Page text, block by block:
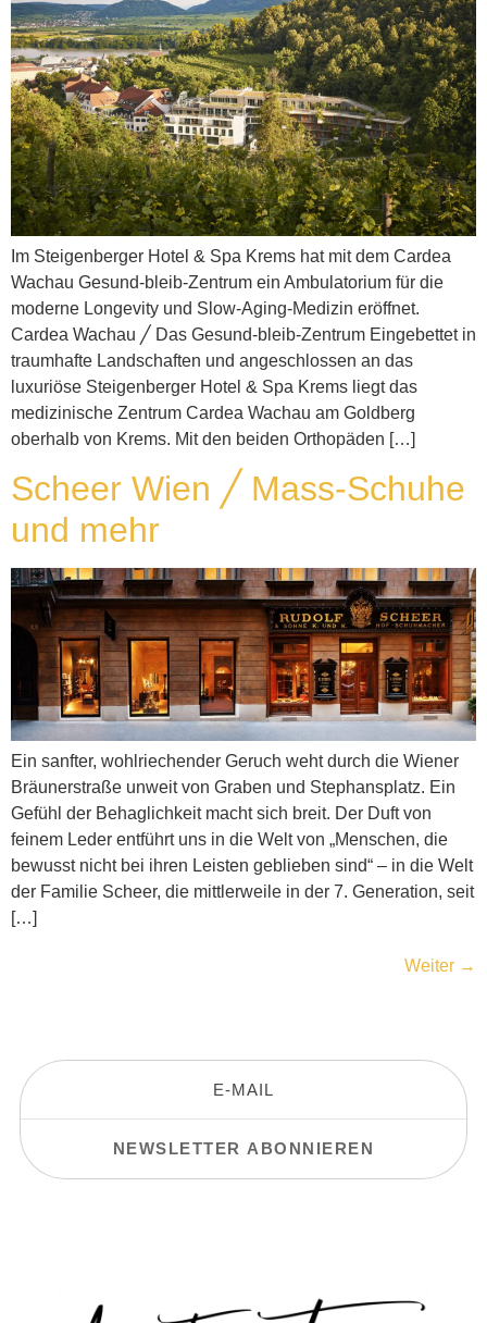
Im Steigenberger Hotel & Spa Krems hat mit dem Cardea
Wachau Gesund-bleib-Zentrum ein Ambulatorium für die
moderne Longevity und Slow-Aging-Medizin eröffnet.
Cardea Wachau ╱ Das Gesund-bleib-Zentrum Eingebettet in
traumhafte Landschaften und angeschlossen an das
luxuriöse Steigenberger Hotel & Spa Krems liegt das
medizinische Zentrum Cardea Wachau am Goldberg
oberhalb von Krems. Mit den beiden Orthopäden […]
Scheer Wien ╱ Mass-Schuhe
und mehr
Ein sanfter, wohlriechender Geruch weht durch die Wiener
Bräunerstraße unweit von Graben und Stephansplatz. Ein
Gefühl der Behaglichkeit macht sich breit. Der Duft von
feinem Leder entführt uns in die Welt von „Menschen, die
bewusst nicht bei ihren Leisten geblieben sind“ – in die Welt
der Familie Scheer, die mittlerweile in der 7. Generation, seit
[…]
Weiter →